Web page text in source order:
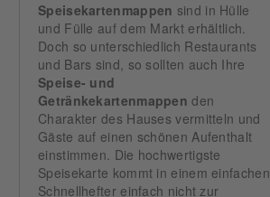
Speisekartenmappen sind in Hülle
und Fülle auf dem Markt erhältlich.
Doch so unterschiedlich Restaurants
und Bars sind, so sollten auch Ihre
Speise- und
Getränkekartenmappen den
Charakter des Hauses vermitteln und
Gäste auf einen schönen Aufenthalt
einstimmen. Die hochwertigste
Speisekarte kommt in einem einfachen
Schnellhefter einfach nicht zur